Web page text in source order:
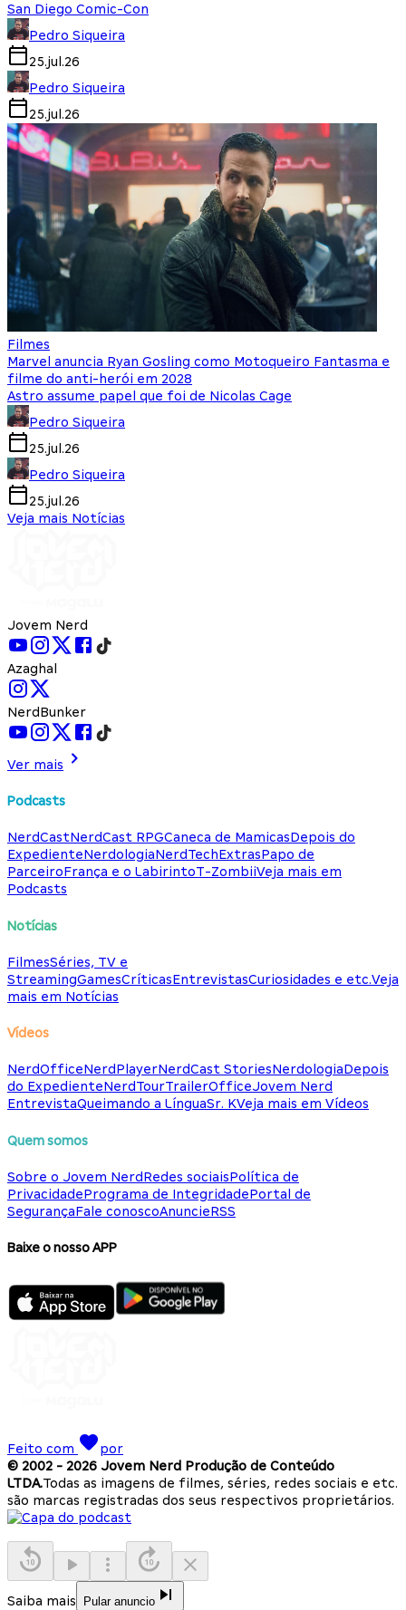
San Diego Comic-Con
Pedro Siqueira
25.jul.26
Pedro Siqueira
25.jul.26
Filmes
Marvel anuncia Ryan Gosling como Motoqueiro Fantasma e
filme do anti-herói em 2028
Astro assume papel que foi de Nicolas Cage
Pedro Siqueira
25.jul.26
Pedro Siqueira
25.jul.26
Veja mais Notícias
Jovem Nerd
Azaghal
NerdBunker
Ver mais
Podcasts
NerdCastNerdCast RPGCaneca de MamicasDepois do
ExpedienteNerdologiaNerdTechExtrasPapo de
ParceiroFrança e o LabirintoT-ZombiiVeja mais em
Podcasts
Notícias
FilmesSéries, TV e
StreamingGamesCríticasEntrevistasCuriosidades e etc.Veja
mais em Notícias
Vídeos
NerdOfficeNerdPlayerNerdCast StoriesNerdologiaDepois
do ExpedienteNerdTourTrailerOfficeJovem Nerd
EntrevistaQueimando a LínguaSr. KVeja mais em Vídeos
Quem somos
Sobre o Jovem NerdRedes sociaisPolítica de
PrivacidadePrograma de IntegridadePortal de
SegurançaFale conoscoAnuncieRSS
Baixe o nosso APP
Feito com
por
© 2002 - 2026 Jovem Nerd Produção de Conteúdo
LTDA.Todas as imagens de filmes, séries, redes sociais e etc.
são marcas registradas dos seus respectivos proprietários.
Saiba mais Pular anuncio